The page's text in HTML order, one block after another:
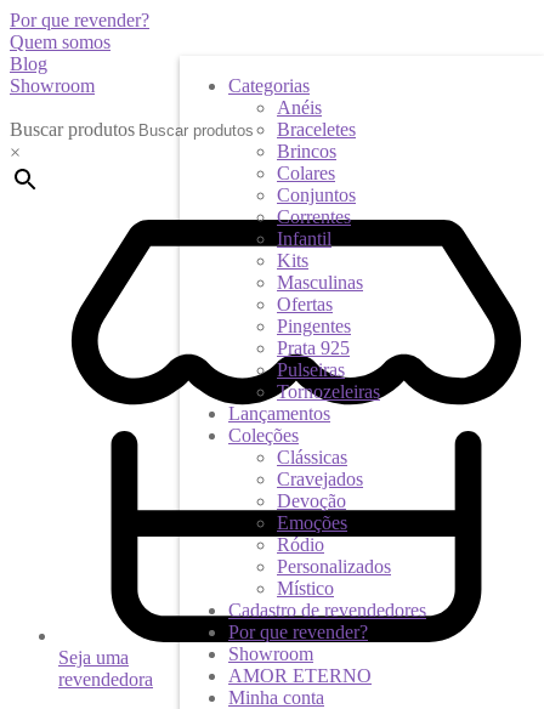
Por que revender?
Quem somos
Blog
Showroom
Buscar produtos
×
Seja uma
revendedora
Categorias
Anéis
Braceletes
Brincos
Colares
Conjuntos
Correntes
Infantil
Kits
Masculinas
Ofertas
Pingentes
Prata 925
Pulseiras
Tornozeleiras
Lançamentos
Coleções
Clássicas
Cravejados
Devoção
Emoções
Ródio
Personalizados
Místico
Cadastro de revendedores
Por que revender?
Showroom
AMOR ETERNO
Minha conta